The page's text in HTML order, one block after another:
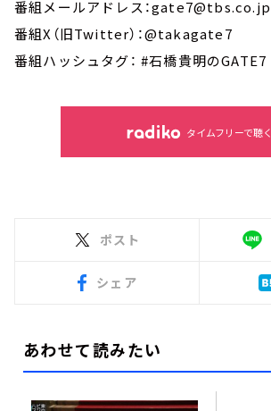
番組メールアドレス：gate7@tbs.co.jp
番組X（旧Twitter）：@takagate7
番組ハッシュタグ： #石橋貴明のGATE7
タイムフリーで聴く
ポスト
シェア
あわせて読みたい